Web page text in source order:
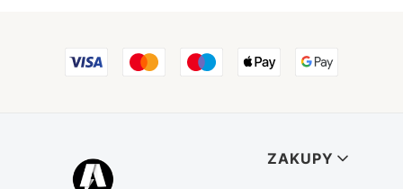
Linki w stopce
ZAKUPY